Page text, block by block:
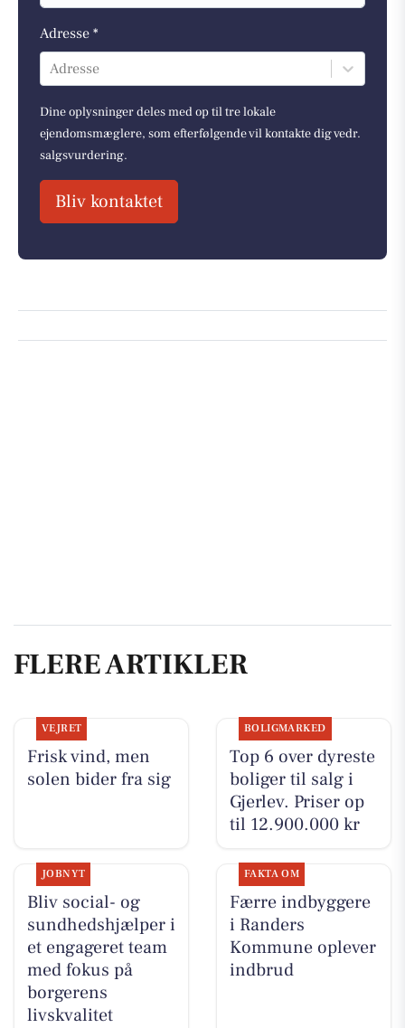
Adresse *
Adresse
Dine oplysninger deles med op til tre lokale
ejendomsmæglere, som efterfølgende vil kontakte dig vedr.
salgsvurdering.
Bliv kontaktet
FLERE ARTIKLER
VEJRET
Frisk vind, men
solen bider fra sig
BOLIGMARKED
Top 6 over dyreste
boliger til salg i
Gjerlev. Priser op
til 12.900.000 kr
JOBNYT
Bliv social- og
sundhedshjælper i
et engageret team
med fokus på
borgerens
livskvalitet
FAKTA OM
Færre indbyggere
i Randers
Kommune oplever
indbrud